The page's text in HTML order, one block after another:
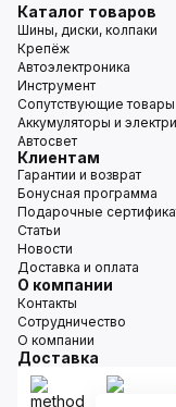
Каталог товаров
Шины, диски, колпаки
Крепёж
Автоэлектроника
Инструмент
Сопутствующие товары
Аккумуляторы и
Автосвет
Клиентам
Гарантии и возврат
Бонусная программа
Подарочные
Статьи
Новости
Доставка и оплата
О компании
Контакты
Сотрудничество
О компании
Доставка